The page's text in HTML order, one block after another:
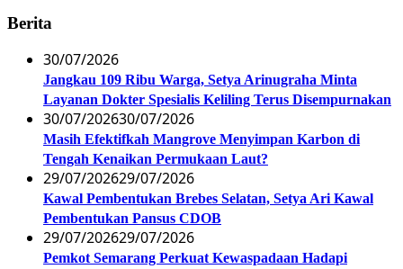
Berita
30/07/2026
Jangkau 109 Ribu Warga, Setya Arinugraha Minta
Layanan Dokter Spesialis Keliling Terus Disempurnakan
30/07/202630/07/2026
Masih Efektifkah Mangrove Menyimpan Karbon di
Tengah Kenaikan Permukaan Laut?
29/07/202629/07/2026
Kawal Pembentukan Brebes Selatan, Setya Ari Kawal
Pembentukan Pansus CDOB
29/07/202629/07/2026
Pemkot Semarang Perkuat Kewaspadaan Hadapi